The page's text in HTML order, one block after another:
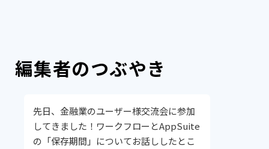
編集者のつぶやき
先日、金融業のユーザー様交流会に参加
してきました！ワークフローとAppSuite
の「保存期間」についてお話ししたとこ